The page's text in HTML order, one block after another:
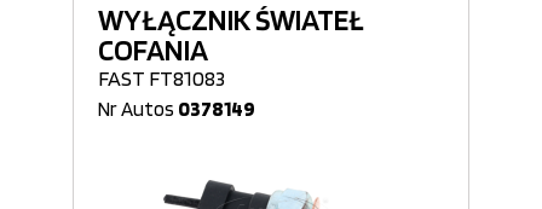
WYŁĄCZNIK ŚWIATEŁ
COFANIA
FAST FT81083
Nr Autos 0378149